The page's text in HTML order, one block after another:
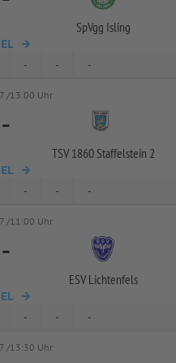
SpVgg Isling
- - -
/13:00 Uhr
-
TSV 1860 Staffelstein 2
- - -
/11:00 Uhr
-
ESV Lichtenfels
- - -
/13:30 Uhr